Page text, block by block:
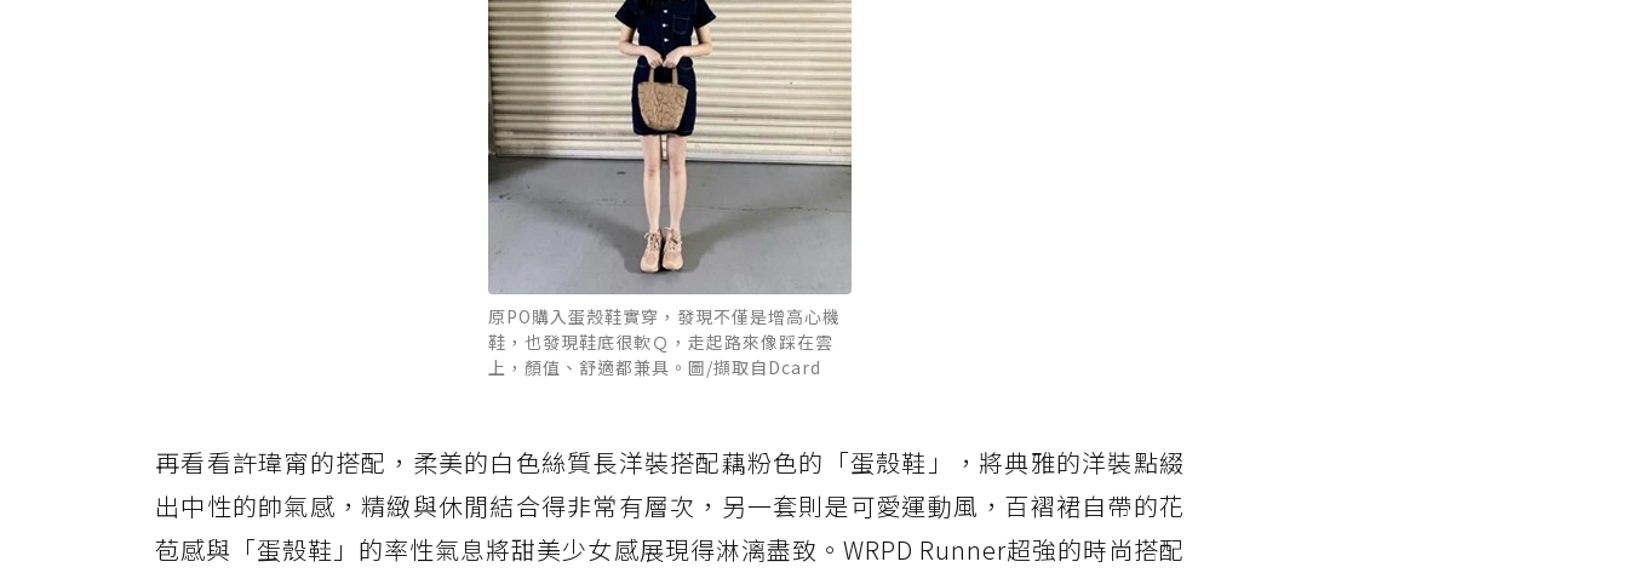
原PO購入蛋殼鞋實穿，發現不僅是增高心機
鞋，也發現鞋底很軟Ｑ，走起路來像踩在雲
上，顏值、舒適都兼具。圖/擷取自Dcard
再看看許瑋甯的搭配，柔美的白色絲質長洋裝搭配藕粉色的「蛋殼鞋」，將典雅的洋裝點綴
出中性的帥氣感，精緻與休閒結合得非常有層次，另一套則是可愛運動風，百褶裙自帶的花
苞感與「蛋殼鞋」的率性氣息將甜美少女感展現得淋漓盡致。WRPD Runner超強的時尚搭配